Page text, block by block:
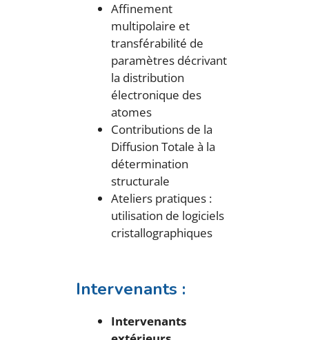
Affinement
multipolaire et
transférabilité de
paramètres décrivant
la distribution
électronique des
atomes
Contributions de la
Diffusion Totale à la
détermination
structurale
Ateliers pratiques :
utilisation de logiciels
cristallographiques
Intervenants :
Intervenants